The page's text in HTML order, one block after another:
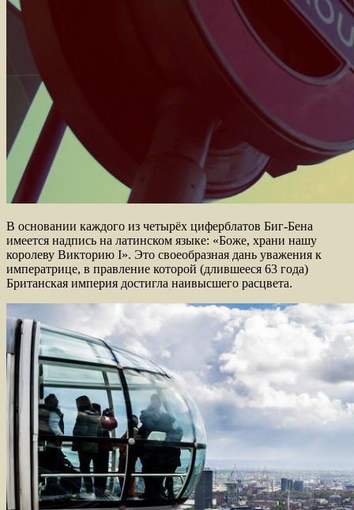
В основании каждого из четырёх циферблатов Биг-Бена
имеется надпись на латинском языке: «Боже, храни нашу
королеву Викторию I». Это своеобразная дань уважения к
императрице, в правление которой (длившееся 63 года)
Британская империя достигла наивысшего расцвета.